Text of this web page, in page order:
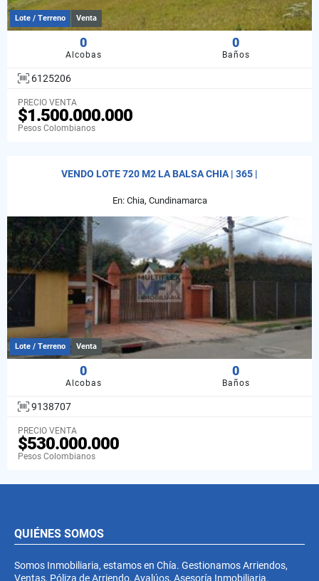
Lote / Terreno Venta
0
Alcobas
0
Baños
6125206
PRECIO VENTA
$1.500.000.000
Pesos Colombianos
VENDO LOTE 720 M2 LA BALSA CHIA | 365 |
En: Chia, Cundinamarca
Lote / Terreno Venta
0
Alcobas
0
Baños
9138707
PRECIO VENTA
$530.000.000
Pesos Colombianos
QUIÉNES SOMOS
Somos Inmobiliaria, estamos en Chía. Gestionamos Arriendos,
Ventas, Póliza de Arriendo, Avalúos, Asesoría Inmobiliaria.